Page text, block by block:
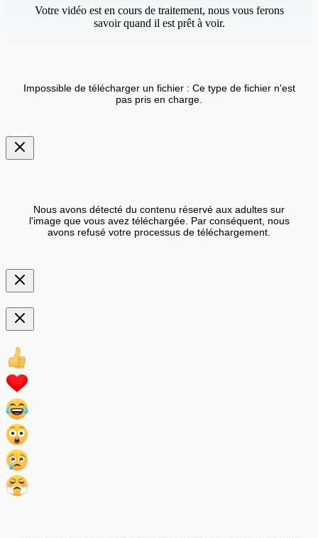
Votre vidéo est en cours de traitement, nous vous ferons
savoir quand il est prêt à voir.
Impossible de télécharger un fichier : Ce type de fichier n'est
pas pris en charge.
Nous avons détecté du contenu réservé aux adultes sur
l'image que vous avez téléchargée. Par conséquent, nous
avons refusé votre processus de téléchargement.